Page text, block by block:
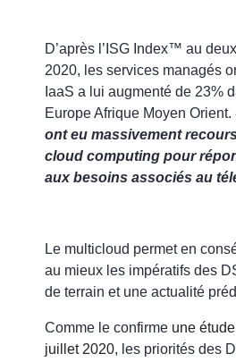
D’après l’ISG Index™ au
2020, les services managés
IaaS a lui augmenté de 23%
Europe Afrique Moyen Orient.
ont eu massivement
cloud computing pour
aux besoins associés au
Le multicloud permet en
au mieux les impératifs des
de terrain et une actualité
Comme le confirme une
juillet 2020, les priorités des